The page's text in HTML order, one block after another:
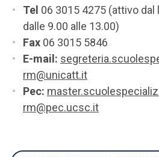
Tel 06 3015 4275 (attivo dal
dalle 9.00 alle 13.00)
Fax 06 3015 5846
E-mail:
rm@unicatt.it
Pec:
rm@pec.ucsc.it